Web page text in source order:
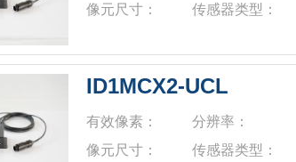
像元尺寸：
传感器类型：
ID1MCX2-UCL
有效像素： 分辨率：
像元尺寸：
传感器类型：